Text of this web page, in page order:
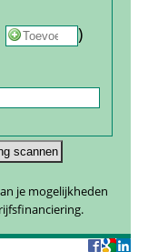
je mogelijkheden
)